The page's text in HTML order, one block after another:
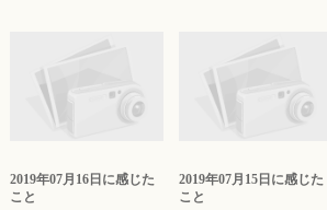
2019年07月16日に感じた
こと
2019年07月15日に感じた
こと